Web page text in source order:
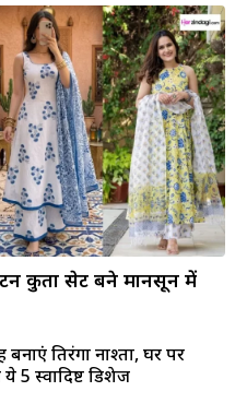
कुर्ता सेट बने मानसून में
तिरंगा नाश्ता, घर पर
5 स्वादिष्ट डिशेज